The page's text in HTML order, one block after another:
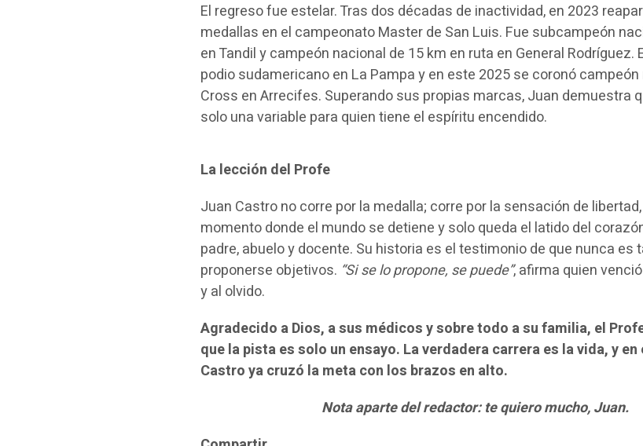
El regreso fue estelar. Tras dos décadas de inactividad, en 2023
medallas en el campeonato Master de San Luis. Fue subcampeón
en Tandil y campeón nacional de 15 km en ruta en General Rodríguez.
podio sudamericano en La Pampa y en este 2025 se coronó
Cross en Arrecifes. Superando sus propias marcas, Juan demuestra
solo una variable para quien tiene el espíritu encendido.
La lección del Profe
Juan Castro no corre por la medalla; corre por la sensación de
momento donde el mundo se detiene y solo queda el latido del
padre, abuelo y docente. Su historia es el testimonio de que nunca es
proponerse objetivos. “Si se lo propone, se puede”, afirma quien
y al olvido.
Agradecido a Dios, a sus médicos y sobre todo a su familia, el
que la pista es solo un ensayo. La verdadera carrera es la vida, y en
Castro ya cruzó la meta con los brazos en alto.
Nota aparte del redactor: te quiero mucho, Juan.